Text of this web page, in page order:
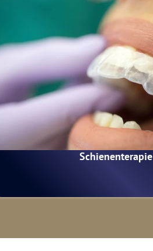
Schienenterapie